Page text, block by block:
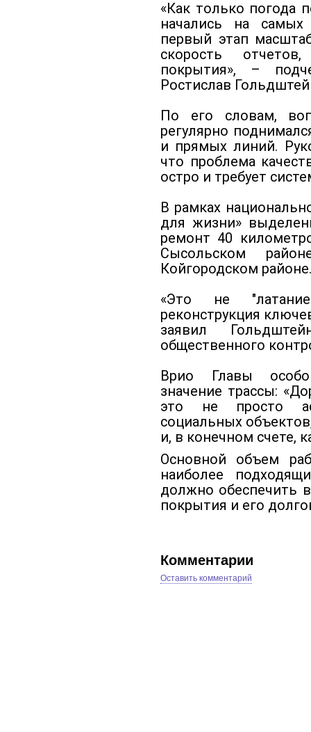
«Как только погода
начались на самых
первый этап
скорость
покрытия», –
Ростислав
По его словам,
регулярно
и прямых линий.
что проблема
остро и требует
В рамках
для жизни»
ремонт 40
Сысольском
Койгородском районе.
«Это не
реконструкция
заявил
общественного
Врио Главы особо
значение трассы:
это не просто
социальных
и, в конечном счете,
Основной объем
наиболее
должно обеспечить
покрытия и его
Комментарии
Оставить комментарий